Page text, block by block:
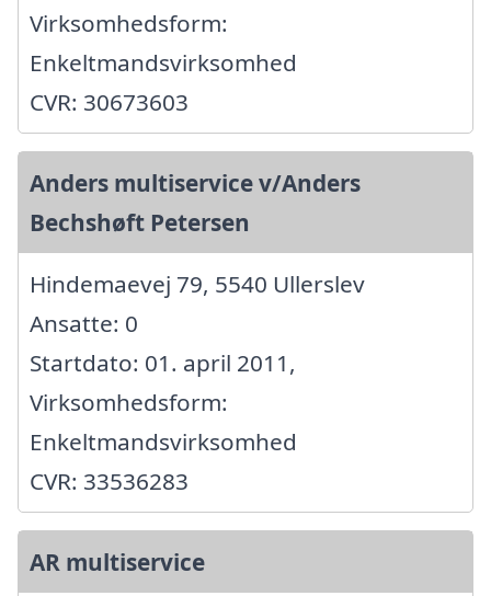
Virksomhedsform:
Enkeltmandsvirksomhed
CVR: 30673603
Anders multiservice v/Anders
Bechshøft Petersen
Hindemaevej 79, 5540 Ullerslev
Ansatte: 0
Startdato: 01. april 2011,
Virksomhedsform:
Enkeltmandsvirksomhed
CVR: 33536283
AR multiservice